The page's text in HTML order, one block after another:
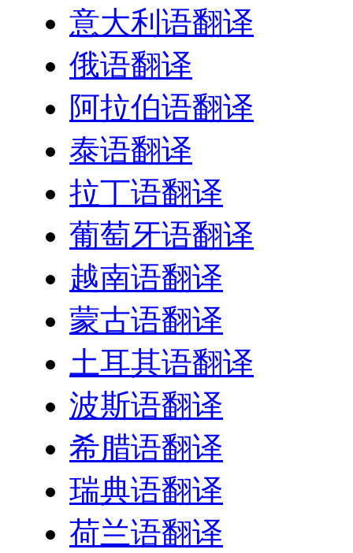
意大利语翻译
俄语翻译
阿拉伯语翻译
泰语翻译
拉丁语翻译
葡萄牙语翻译
越南语翻译
蒙古语翻译
土耳其语翻译
波斯语翻译
希腊语翻译
瑞典语翻译
荷兰语翻译